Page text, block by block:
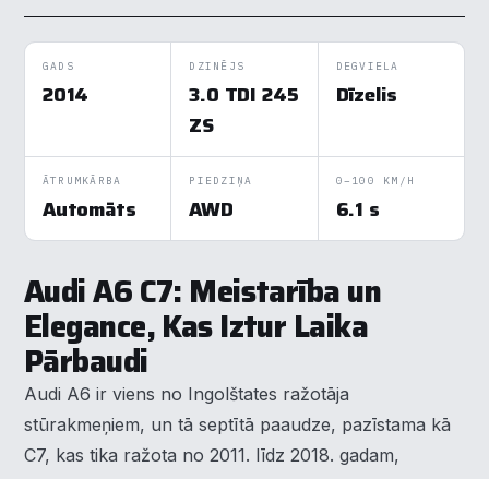
GADS
2014
DZINĒJS
3.0 TDI 245
ZS
DEGVIELA
Dīzelis
ĀTRUMKĀRBA
Automāts
PIEDZIŅA
AWD
0–100 KM/H
6.1 s
Audi A6 C7: Meistarība un
Elegance, Kas Iztur Laika
Pārbaudi
Audi A6 ir viens no Ingolštates ražotāja
stūrakmeņiem, un tā septītā paaudze, pazīstama kā
C7, kas tika ražota no 2011. līdz 2018. gadam,